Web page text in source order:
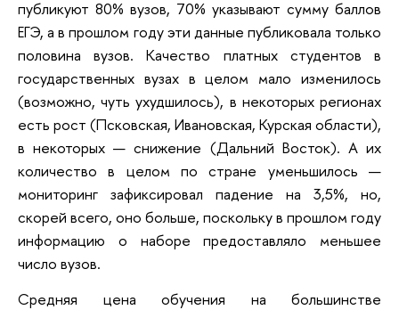
публикуют 80% вузов, 70% указывают сумму баллов
ЕГЭ, а в прошлом году эти данные публиковала только
половина вузов. Качество платных студентов в
государственных вузах в целом мало изменилось
(возможно, чуть ухудшилось), в некоторых регионах
есть рост (Псковская, Ивановская, Курская области),
в некоторых — снижение (Дальний Восток). А их
количество в целом по стране уменьшилось —
мониторинг зафиксировал падение на 3,5%, но,
скорей всего, оно больше, поскольку в прошлом году
информацию о наборе предоставляло меньшее
число вузов.
Средняя цена обучения на большинстве